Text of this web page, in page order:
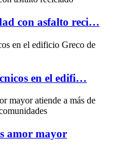
con asfalto reci…
en el edifi…
amor mayor